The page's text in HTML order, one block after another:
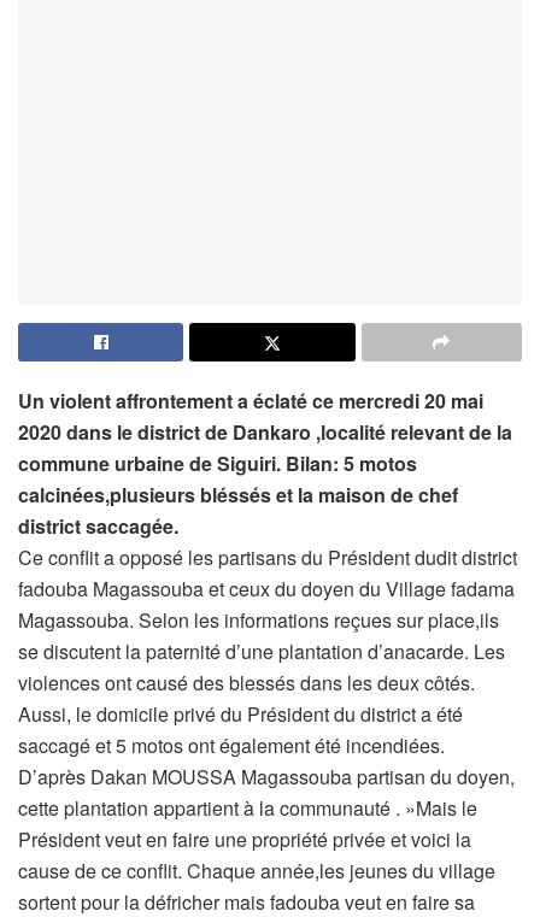
Un violent affrontement a éclaté ce mercredi 20 mai
2020 dans le district de Dankaro ,localité relevant de la
commune urbaine de Siguiri. Bilan: 5 motos
calcinées,plusieurs bléssés et la maison de chef
district saccagée.
Ce conflit a opposé les partisans du Président dudit district
fadouba Magassouba et ceux du doyen du Village fadama
Magassouba. Selon les informations reçues sur place,ils
se discutent la paternité d’une plantation d’anacarde. Les
violences ont causé des blessés dans les deux côtés.
Aussi, le domicile privé du Président du district a été
saccagé et 5 motos ont également été incendiées.
D’après Dakan MOUSSA Magassouba partisan du doyen,
cette plantation appartient à la communauté . »Mais le
Président veut en faire une propriété privée et voici la
cause de ce conflit. Chaque année,les jeunes du village
sortent pour la défricher mais fadouba veut en faire sa